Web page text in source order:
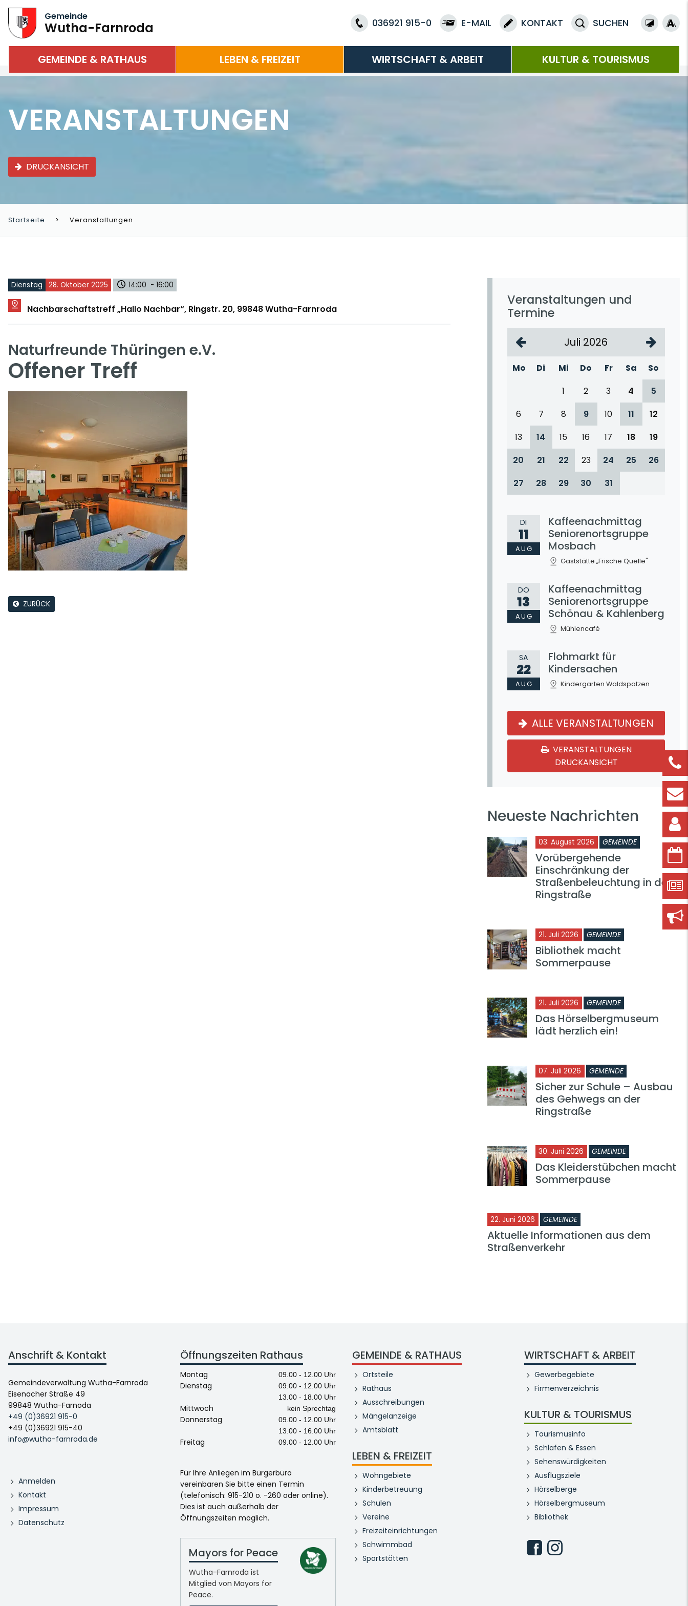
Gemeinde
Wutha-Farnroda 036921 915-0 E-MAIL KONTAKT SUCHEN
GEMEINDE & RATHAUS LEBEN & FREIZEIT WIRTSCHAFT & ARBEIT KULTUR & TOURISMUS
VERANSTALTUNGEN
DRUCKANSICHT
Startseite Veranstaltungen
Dienstag 28. Oktober 2025 14:00 - 16:00
Nachbarschaftstreff „Hallo Nachbar“, Ringstr. 20, 99848 Wutha-Farnroda
Naturfreunde Thüringen e.V.
Offener Treff
ZURÜCK
Veranstaltungen und
Termine
Juli 2026
Mo Di Mi Do Fr Sa
So
1
2 3 4
5
6
7 8 9 10 11
12
13
14 15 16 17 18
19
20
21 22 23 24 25
26
27
28 29 30 31
DI
11
AUG
Kaffeenachmittag
Seniorenortsgruppe
Mosbach
Gaststätte „Frische Quelle"
DO
13
AUG
Kaffeenachmittag
Seniorenortsgruppe
Schönau & Kahlenberg
Mühlencafé
SA
22
AUG
Flohmarkt für
Kindersachen
Kindergarten Waldspatzen
ALLE VERANSTALTUNGEN
VERANSTALTUNGEN
DRUCKANSICHT
Neueste Nachrichten
03. August 2026 GEMEINDE
Vorübergehende
Einschränkung der
Straßenbeleuchtung in der
Ringstraße
21. Juli 2026 GEMEINDE
Bibliothek macht
Sommerpause
21. Juli 2026 GEMEINDE
Das Hörselbergmuseum
lädt herzlich ein!
07. Juli 2026 GEMEINDE
Sicher zur Schule – Ausbau
des Gehwegs an der
Ringstraße
30. Juni 2026 GEMEINDE
Das Kleiderstübchen macht
Sommerpause
22. Juni 2026 GEMEINDE
Aktuelle Informationen aus dem
Straßenverkehr
Anschrift & Kontakt
Gemeindeverwaltung Wutha-Farnroda
Eisenacher Straße 49
99848 Wutha-Farnoda
+49 (0)36921 915-0
+49 (0)36921 915-40
info@wutha-farnroda.de
Anmelden
Kontakt
Impressum
Datenschutz
Öffnungszeiten Rathaus
Montag 09.00 - 12.00 Uhr
Dienstag
09.00 - 12.00 Uhr
13.00 - 18.00 Uhr
Mittwoch kein Sprechtag
Donnerstag
09.00 - 12.00 Uhr
13.00 - 16.00 Uhr
Freitag 09.00 - 12.00 Uhr
Für Ihre Anliegen im Bürgerbüro
vereinbaren Sie bitte einen Termin
(telefonisch: 915-210 o. -260 oder online).
Dies ist auch außerhalb der
Öffnungszeiten möglich.
Mayors for Peace
Wutha-Farnroda ist
Mitglied von Mayors for
Peace.
GEMEINDE & RATHAUS
Ortsteile
Rathaus
Ausschreibungen
Mängelanzeige
Amtsblatt
LEBEN & FREIZEIT
Wohngebiete
Kinderbetreuung
Schulen
Vereine
Freizeiteinrichtungen
Schwimmbad
Sportstätten
WIRTSCHAFT & ARBEIT
Gewerbegebiete
Firmenverzeichnis
KULTUR & TOURISMUS
Tourismusinfo
Schlafen & Essen
Sehenswürdigkeiten
Ausflugsziele
Hörselberge
Hörselbergmuseum
Bibliothek